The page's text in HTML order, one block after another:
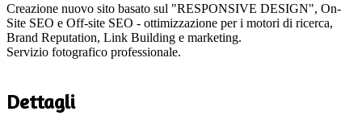
Creazione nuovo sito basato sul "RESPONSIVE DESIGN", On-
Site SEO e Off-site SEO - ottimizzazione per i motori di ricerca,
Brand Reputation, Link Building e marketing.
Servizio fotografico professionale.
Dettagli